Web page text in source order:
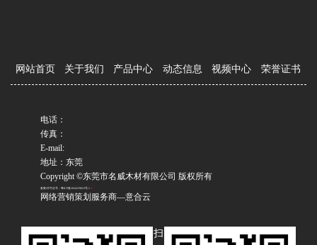
网站首页 关于我们 产品中心 动态信息 视频中心 荣誉证书
电话：
传真：
E-mail:
地址：东莞
Copyright ©东莞市名威木材有限公司 版权所有
备案/许可证号：粤ICP备2024239023号-1
网络营销策划服务商—意合云
扫